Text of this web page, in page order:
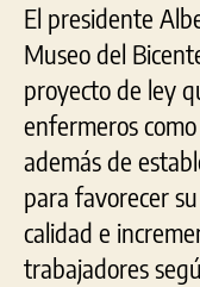
El presidente
Museo del
proyecto de ley
enfermeros
además de
para favorecer
calidad e
trabajadores